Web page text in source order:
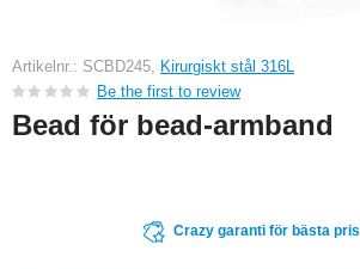
Artikelnr.: SCBD245, Kirurgiskt stål 316L
Be the first to review
Bead för bead-armband
Crazy garanti för bästa pris